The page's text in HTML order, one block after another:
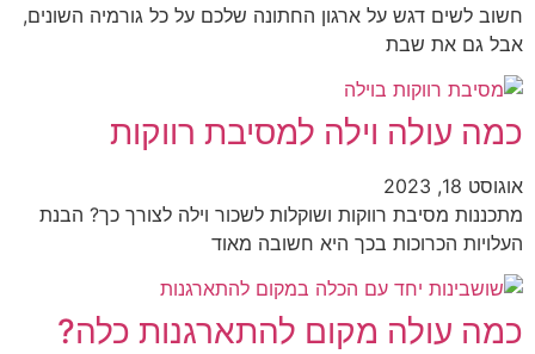
חשוב לשים דגש על ארגון החתונה שלכם על כל גורמיה השונים,
אבל גם את שבת
כמה עולה וילה למסיבת רווקות
אוגוסט 18, 2023
מתכננות מסיבת רווקות ושוקלות לשכור וילה לצורך כך? הבנת
העלויות הכרוכות בכך היא חשובה מאוד
כמה עולה מקום להתארגנות כלה?